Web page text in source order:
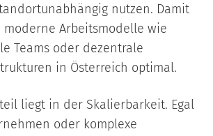
nutzen. Damit
Arbeitsmodelle wie
Teams oder dezentrale
in Österreich optimal.
liegt in der Skalierbarkeit. Egal
oder komplexe